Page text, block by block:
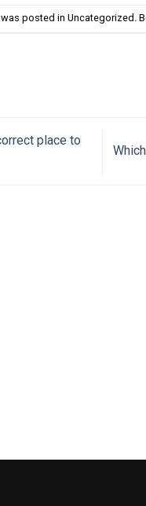
posted in Uncategorized.
place to